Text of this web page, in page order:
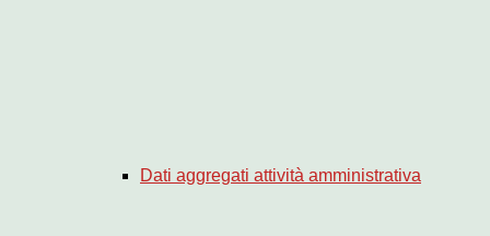
Dati aggregati attività amministrativa